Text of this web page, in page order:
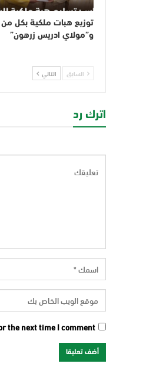
توزيع هبات ملكية بكل
و”مولاي ادريس زرهون”
السابق التالي
اترك رد
the next time I comment.